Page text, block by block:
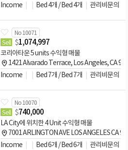
Income
Bed 4개 / Bed 4개 관리비문의
No 10071
Sell $1,074,997
코리아타운 5 units 수익형 매물
1421 Alvarado Terrace, Los Angeles, CA
Income
Bed 7개 / Bed 7개 관리비문의
No 10070
Sell $740,000
LA City에 위치한 4 Unit 수익형 매물
7001 ARLINGTON AVE LOS ANGELES CA
Income
Bed 6개 / Bed 6개 관리비문의